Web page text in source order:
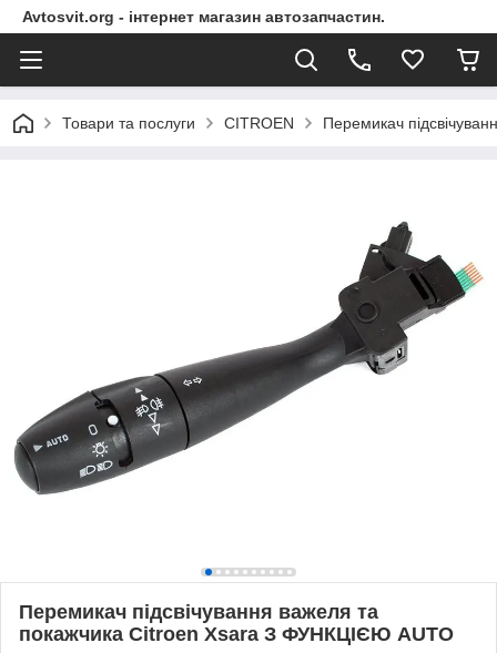
Avtosvit.org - інтернет магазин автозапчастин.
Товари та послуги CITROEN Перемикач
Перемикач підсвічування важеля та
покажчика Citroen Xsara З ФУНКЦІЄЮ AUTO